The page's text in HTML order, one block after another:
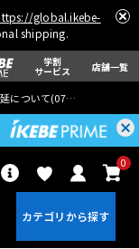
global.ikebe-
shipping.
学割
サービス 店舗一覧
について(07月29日
0